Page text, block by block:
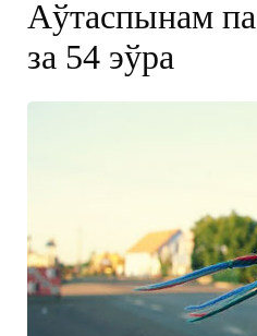
Аўтаспынам
за 54 эўра